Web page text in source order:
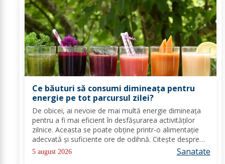
Ce băuturi să consumi dimineața pentru
energie pe tot parcursul zilei?
De obicei, ai nevoie de mai multă energie dimineața
pentru a fi mai eficient în desfășurarea activităților
zilnice. Aceasta se poate obține printr-o alimentație
adecvată și suficiente ore de odihnă. Citește despre
băuturile care pot oferi energie dimineața. În general,
oamenii aleg să bea cafea...
5 august 2026 Sanatate